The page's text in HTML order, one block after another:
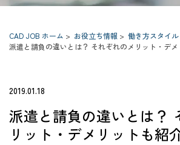
キーワード
CAD JOB ホーム お役立ち情報
働き方スタイル
派遣と請負の違いとは？ それぞれのメリット・デ
2019.01.18
派遣と請負の違いとは？
リット・デメリットも紹